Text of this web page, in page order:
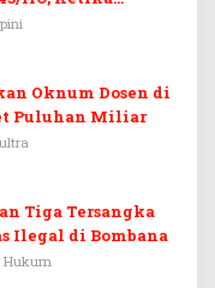
Pemerasan
Oknum Dosen di
Puluhan Miliar
Tiga Tersangka
Ilegal di Bombana
Hukum